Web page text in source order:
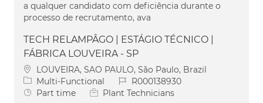
a qualquer candidato com deficiência durante o
processo de recrutamento, ava
TECH RELAMPÂGO | ESTÁGIO TÉCNICO |
FÁBRICA LOUVEIRA - SP
Location
LOUVEIRA, SAO PAULO, São Paulo, Brazil
Category
Multi-Functional Job IdR000138930
Job Type
Part time
Plant Technicians